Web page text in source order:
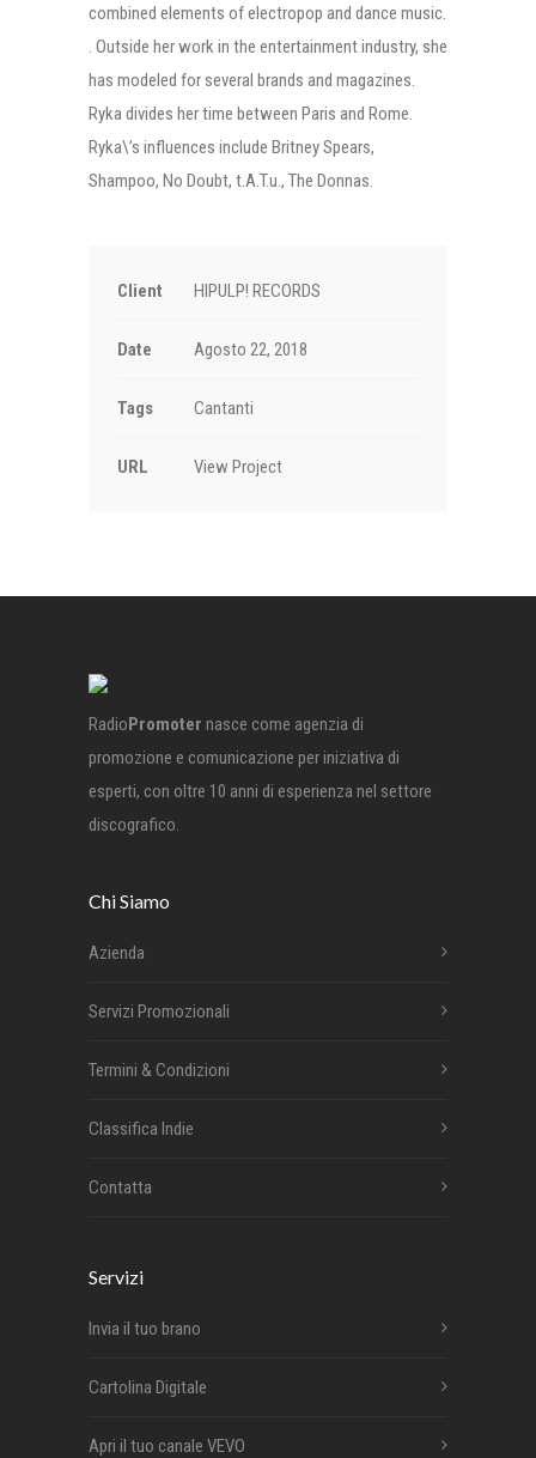
combined elements of electropop and dance music.
. Outside her work in the entertainment industry, she
has modeled for several brands and magazines.
Ryka divides her time between Paris and Rome.
Ryka\’s influences include Britney Spears,
Shampoo, No Doubt, t.A.T.u., The Donnas.
Client HIPULP! RECORDS
Date Agosto 22, 2018
Tags Cantanti
URL View Project
RadioPromoter nasce come agenzia di
promozione e comunicazione per iniziativa di
esperti, con oltre 10 anni di esperienza nel settore
discografico.
Chi Siamo
Azienda
Servizi Promozionali
Termini & Condizioni
Classifica Indie
Contatta
Servizi
Invia il tuo brano
Cartolina Digitale
Apri il tuo canale VEVO